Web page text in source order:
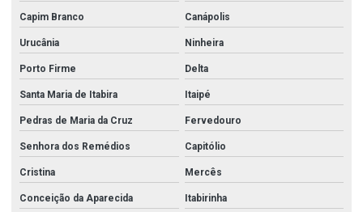
Capim Branco Canápolis
Urucânia Ninheira
Porto Firme Delta
Santa Maria de Itabira Itaipé
Pedras de Maria da Cruz Fervedouro
Senhora dos Remédios Capitólio
Cristina Mercês
Conceição da Aparecida Itabirinha